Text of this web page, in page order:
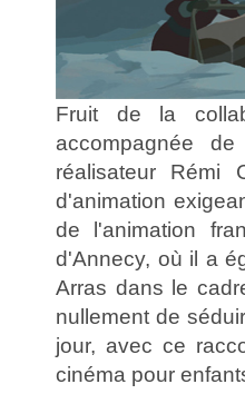
Fruit de la
accompagnée
réalisateur Rémi
d'animation
de l'animation
d'Annecy, où il a
Arras dans le
nullement de
jour, avec ce
cinéma pour